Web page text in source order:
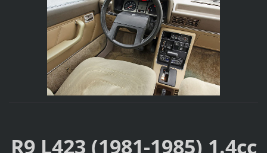
R9 L423 (1981-1985) 1.4cc